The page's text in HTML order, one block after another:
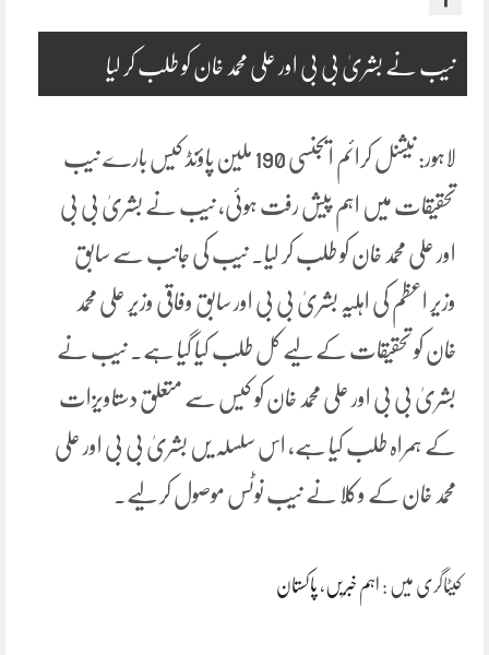
نیب نے بشریٰ بی بی اور علی محمد خان کو طلب کر لیا
لاہور: نیشنل کرائم ایجنسی 190 ملین پاؤنڈ کیس بارے نیب
تحقیقات میں اہم پیش رفت ہوئی، نیب نے بشریٰ بی بی
اور علی محمد خان کو طلب کر لیا۔ نیب کی جانب سے سابق
وزیر اعظم کی اہلیہ بشریٰ بی بی اور سابق وفاقی وزیر علی محمد
خان کو تحقیقات کے لیے کل طلب کیا گیا ہے۔ نیب نے
بشریٰ بی بی اور علی محمد خان کو کیس سے متعلق دستاویزات
کے ہمراہ طلب کیا ہے، اس سلسلہ یں بشریٰ بی بی اور علی
محمد خان کے وکلا نے نیب نوٹس موصول کر لیے۔
کیٹاگری میں : اہم خبریں، پاکستان